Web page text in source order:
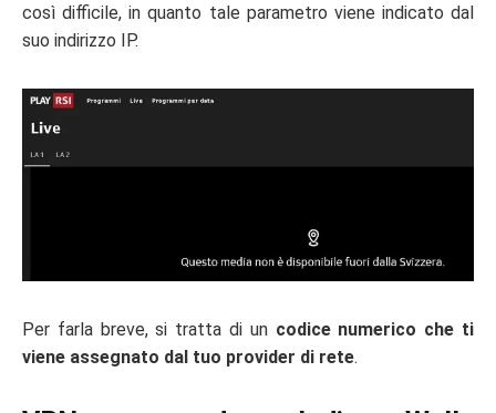
così difficile, in quanto tale parametro viene indicato dal
suo indirizzo IP.
Per farla breve, si tratta di un codice numerico che ti
viene assegnato dal tuo provider di rete.